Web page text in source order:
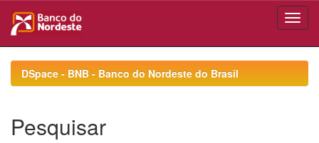
navigationDSpace - BNB - Banco do Nordeste do Brasil
Pesquisar